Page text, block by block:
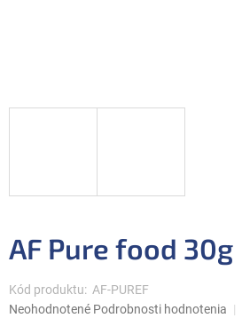
AF Pure food 30g
Kód produktu: AF-PUREF
Priemerné
Neohodnotené Podrobnosti hodnotenia